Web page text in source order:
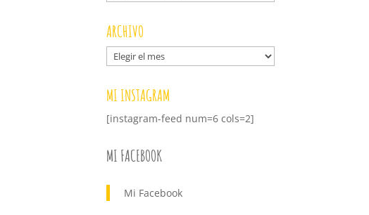
categorías
ARCHIVO
Archivo
MI INSTAGRAM
[instagram-feed num=6 cols=2]
MI FACEBOOK
Mi Facebook